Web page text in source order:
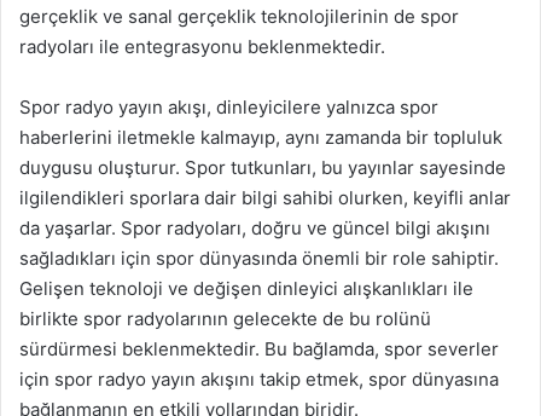
gerçeklik ve sanal gerçeklik teknolojilerinin de spor
radyoları ile entegrasyonu beklenmektedir.
Spor radyo yayın akışı, dinleyicilere yalnızca spor
haberlerini iletmekle kalmayıp, aynı zamanda bir topluluk
duygusu oluşturur. Spor tutkunları, bu yayınlar sayesinde
ilgilendikleri sporlara dair bilgi sahibi olurken, keyifli anlar
da yaşarlar. Spor radyoları, doğru ve güncel bilgi akışını
sağladıkları için spor dünyasında önemli bir role sahiptir.
Gelişen teknoloji ve değişen dinleyici alışkanlıkları ile
birlikte spor radyolarının gelecekte de bu rolünü
sürdürmesi beklenmektedir. Bu bağlamda, spor severler
için spor radyo yayın akışını takip etmek, spor dünyasına
bağlanmanın en etkili yollarından biridir.